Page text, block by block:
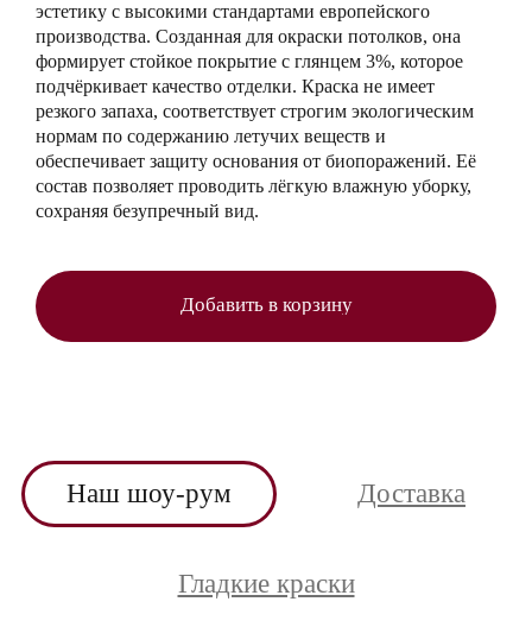
эстетику с высокими стандартами европейского
производства. Созданная для окраски потолков, она
формирует стойкое покрытие с глянцем 3%, которое
подчёркивает качество отделки. Краска не имеет
резкого запаха, соответствует строгим экологическим
нормам по содержанию летучих веществ и
обеспечивает защиту основания от биопоражений. Её
состав позволяет проводить лёгкую влажную уборку,
сохраняя безупречный вид.
Добавить в корзину
Наш шоу-рум Доставка
Гладкие краски